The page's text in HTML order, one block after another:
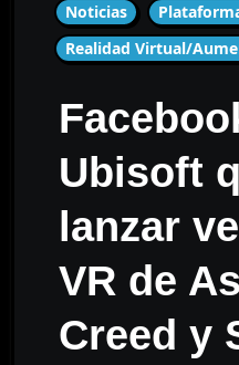
Noticias
Realidad Virtual/
Ubisoft
lanzar
VR de
Creed y